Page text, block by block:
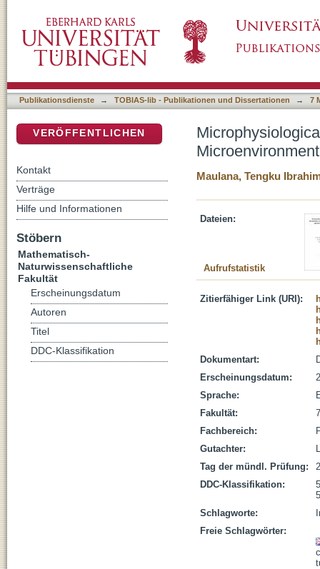
Applicable for Cell Therapy Testing
Publikationsdienste → TOBIAS-lib - Publikationen und Dissertationen → 7
Maulana, Tengku
Dateien:
Aufrufstatistik
Zitierfähiger Link (URI):
Dokumentart:
Erscheinungsdatum:
Sprache:
Fakultät:
Fachbereich:
Gutachter:
Tag der mündl. Prüfung:
DDC-Klassifikation:
Schlagworte:
Freie Schlagwörter:
VERÖFFENTLICHEN
Kontakt
Verträge
Hilfe und Informationen
Stöbern
Mathematisch-
Naturwissenschaftliche
Fakultät
Erscheinungsdatum
Autoren
Titel
DDC-Klassifikation